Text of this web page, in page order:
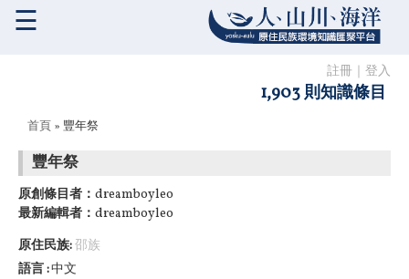
註冊 登入
1,903 則知識條目
☰
您在這裡
首頁 » 豐年祭
豐年祭
原創條目者： dreamboyleo
最新編輯者： dreamboyleo
原住民族:邵族
語言 中文